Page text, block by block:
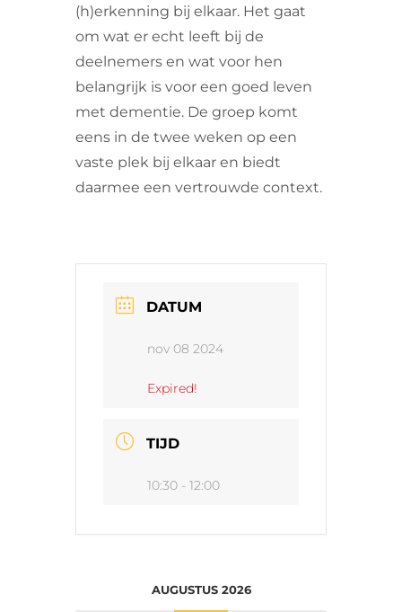
(h)erkenning bij elkaar. Het gaat
om wat er echt leeft bij de
deelnemers en wat voor hen
belangrijk is voor een goed leven
met dementie. De groep komt
eens in de twee weken op een
vaste plek bij elkaar en biedt
daarmee een vertrouwde context.
DATUM
nov 08 2024
Expired!
TIJD
10:30 - 12:00
AUGUSTUS 2026